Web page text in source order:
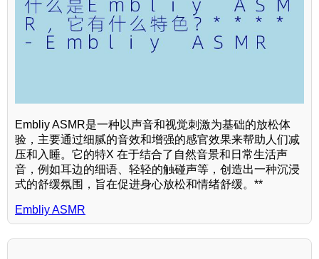
Embliy ASMR是一种以声音和视觉刺激为基础的放松体
验，主要通过细腻的音效和增强的感官效果来帮助人们减
压和入睡。它的特X 在于结合了自然音景和日常生活声
音，例如耳边的细语、轻轻的触碰声等，创造出一种沉浸
式的舒缓氛围，旨在促进身心放松和情绪舒缓。**
Embliy ASMR